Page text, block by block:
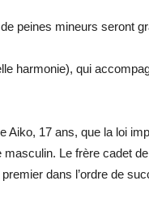
peines mineurs seront
harmonie), qui
17 ans, que la loi
Le frère cadet
dans l’ordre de